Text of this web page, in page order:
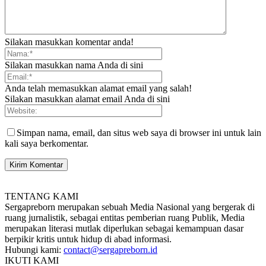
Silakan masukkan komentar anda!
Silakan masukkan nama Anda di sini
Anda telah memasukkan alamat email yang salah!
Silakan masukkan alamat email Anda di sini
Simpan nama, email, dan situs web saya di browser ini untuk lain
kali saya berkomentar.
TENTANG KAMI
Sergapreborn merupakan sebuah Media Nasional yang bergerak di
ruang jurnalistik, sebagai entitas pemberian ruang Publik, Media
merupakan literasi mutlak diperlukan sebagai kemampuan dasar
berpikir kritis untuk hidup di abad informasi.
Hubungi kami: contact@sergapreborn.id
IKUTI KAMI